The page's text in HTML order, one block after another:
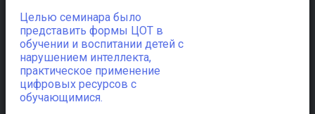
Целью семинара было
представить формы ЦОТ в
обучении и воспитании детей с
нарушением интеллекта,
практическое применение
цифровых ресурсов с
обучающимися.